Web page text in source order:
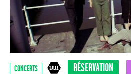
CONCERTS RÉSERVATION